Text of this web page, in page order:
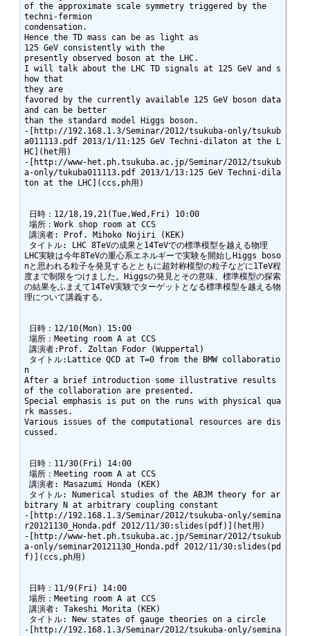
of the approximate scale symmetry triggered by the
techni-fermion
condensation.
Hence the TD mass can be as light as
125 GeV consistently with the
presently observed boson at the LHC.
I will talk about the LHC TD signals at 125 GeV and s
how that
they are
favored by the currently available 125 GeV boson data
and can be better
than the standard model Higgs boson.
-[http://192.168.1.3/Seminar/2012/tsukuba-only/tsukub
a011113.pdf 2013/1/11:125 GeV Techni-dilaton at the L
HC](het用)
-[http://www-het.ph.tsukuba.ac.jp/Seminar/2012/tsukub
a-only/tukuba011113.pdf 2013/1/13:125 GeV Techni-dila
ton at the LHC](ccs,ph用)
LHC実験は今年8TeVの重心系エネルギーで実験を開始しHiggs boso
nと思われる粒子を発見するとともに超対称模型の粒子などに1TeV程
度まで制限をつけました。Higgsの発見とその意味、標準模型の探索
の結果をふまえて14TeV実験でターゲットとなる標準模型を越える物
理について講義する。
n
After a brief introduction some illustrative results
of the collaboration are presented.
Special emphasis is put on the runs with physical qua
rk masses.
Various issues of the computational resources are dis
cussed.
bitrary N at arbitrary coupling constant
-[http://192.168.1.3/Seminar/2012/tsukuba-only/semina
r20121130_Honda.pdf 2012/11/30:slides(pdf)](het用)
-[http://www-het.ph.tsukuba.ac.jp/Seminar/2012/tsukub
a-only/seminar20121130_Honda.pdf 2012/11/30:slides(pd
f)](ccs,ph用)
-[http://192.168.1.3/Seminar/2012/tsukuba-only/semina